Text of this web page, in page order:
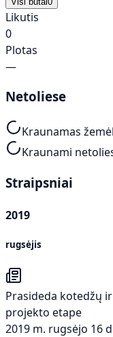
Likutis
0
Plotas
—
Netoliese
Kraunamas
Kraunami
Straipsniai
2019
rugsėjis
Prasideda kotedžų
projekto etape
2019 m. rugsėjo 16